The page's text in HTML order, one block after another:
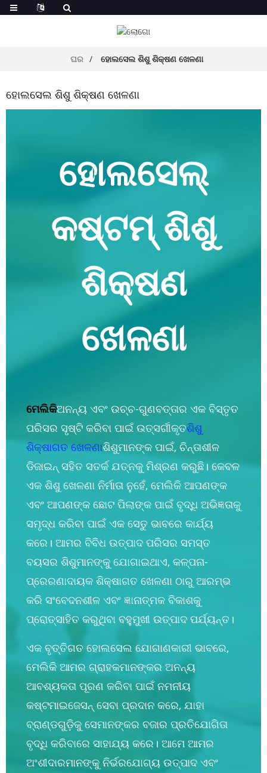
ଘର ହୋଲସେଲ ଶିଶୁ ଶିକ୍ଷଣ ଖେଳଣା
ହୋଲସେଲ ଶିଶୁ ଶିକ୍ଷଣ ଖେଳଣା
ହୋଲସେଲ୍
କଷ୍ଟମ୍ ଶିଶୁ
ଶିକ୍ଷଣ
ଖେଳଣା
ମେଲିକିଅନନ୍ୟ ଏବଂ ଉଚ୍ଚ-ଗୁଣବତ୍ତାର ଏକ ବିସ୍ତୃତ
ପରିସର ସୃଷ୍ଟି କରିବା ପାଇଁ ଉତ୍ସର୍ଗୀକୃତଶିଶୁ
ଶିକ୍ଷାଗତ ଖେଳଣାଶିଶୁମାନଙ୍କ ପାଇଁ, ଚିନ୍ତାଶୀଳ
ଡିଜାଇନ୍ ସହିତ ସତର୍କ ଯତ୍ନକୁ ମିଶ୍ରଣ କରୁଛି। କେବଳ
ଏକ ଶିଶୁ ଖେଳଣା ନିର୍ମାତା ନୁହେଁ, ମେଲିକି ଆପଣଙ୍କ
ଏବଂ ଆପଣଙ୍କ ଛୋଟ ପିଲାଙ୍କ ପାଇଁ ବୃଦ୍ଧି ଅଭିଜ୍ଞତାକୁ
ସମୃଦ୍ଧ କରିବା ପାଇଁ ଏକ ସେତୁ ଭାବରେ କାର୍ଯ୍ୟ
କରେ। ଆମର ବିବିଧ ଉତ୍ପାଦ ପରିସର ସମସ୍ତ
ବୟସର ଶିଶୁମାନଙ୍କୁ ଯୋଗାଇଥାଏ, କଳ୍ପନା-
ପ୍ରେରଣାଦାୟକ ଶିକ୍ଷାଗତ ଖେଳଣା ଠାରୁ ଆରମ୍ଭ
କରି ସଂବେଦନଶୀଳ ଏବଂ ଜ୍ଞାନାତ୍ମକ ବିକାଶକୁ
ପ୍ରୋତ୍ସାହିତ କରୁଥିବା ବହୁମୁଖୀ ଉତ୍ପାଦ ପର୍ଯ୍ୟନ୍ତ।
ଏକ ବୃତ୍ତିଗତ ହୋଲସେଲ ଯୋଗାଣକାରୀ ଭାବରେ,
ମେଲିକି ଆମର ଗ୍ରାହକମାନଙ୍କର ଅନନ୍ୟ
ଆବଶ୍ୟକତା ପୂରଣ କରିବା ପାଇଁ ନମନୀୟ
କଷ୍ଟମାଇଜେସନ୍ ସେବା ପ୍ରଦାନ କରେ, ଯାହା
ବ୍ରାଣ୍ଡଗୁଡ଼ିକୁ ସେମାନଙ୍କର ବଜାର ପ୍ରତିଯୋଗିତା
ବୃଦ୍ଧି କରିବାରେ ସାହାଯ୍ୟ କରେ। ଆମେ ଆମର
ଅଂଶୀଦାରମାନଙ୍କୁ ନିର୍ଭରଯୋଗ୍ୟ ଉତ୍ପାଦ ଏବଂ